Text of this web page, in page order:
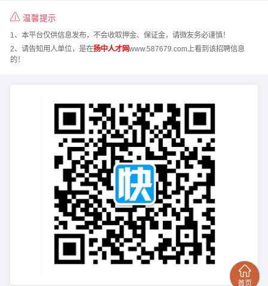
温馨提示
1、本平台仅供信息发布，不会收取押金、保证金，请微友务必谨慎！
2、请告知用人单位，是在扬中人才网www.587679.com上看到该招聘信息
的！